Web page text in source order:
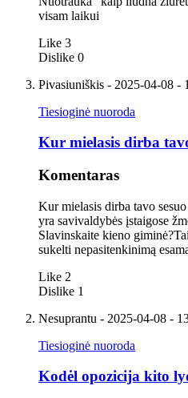
visam laikui
Like 3
Dislike 0
Pivasiuniškis - 2025-04-08 -
Tiesioginė nuoroda
Kur mielasis dirba
Komentaras
Kur mielasis dirba tavo
yra savivaldybės įstaigose
Slavinskaite kieno
sukelti nepasitenkinimą
Like 2
Dislike 1
Nesuprantu - 2025-04-08 -
Tiesioginė nuoroda
Kodėl opozicija kito